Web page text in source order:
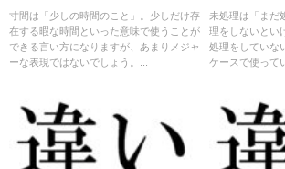
寸間は「少しの時間のこと」。少しだけ存
在する暇な時間といった意味で使うことが
できる言い方になりますが、あまりメジャ
ーな表現ではないでしょう。...
未処理は「まだ
理をしないとい
処理をしていな
ケースで使って